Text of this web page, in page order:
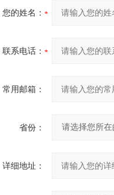
您的姓名：
联系电话：
常用邮箱：
省份：
详细地址：